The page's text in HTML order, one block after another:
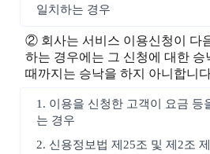
일치하는 경우
② 회사는 서비스 이용신청이 다
하는 경우에는 그 신청에 대한 승
때까지는 승낙을 하지 아니합니
1. 이용을 신청한 고객이 요금 등
는 경우
2. 신용정보법 제25조 및 제2조